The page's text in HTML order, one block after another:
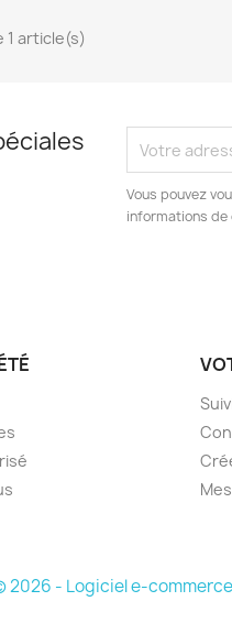
1 article(s)
Vous pouvez
informations
2026 - Logiciel e-